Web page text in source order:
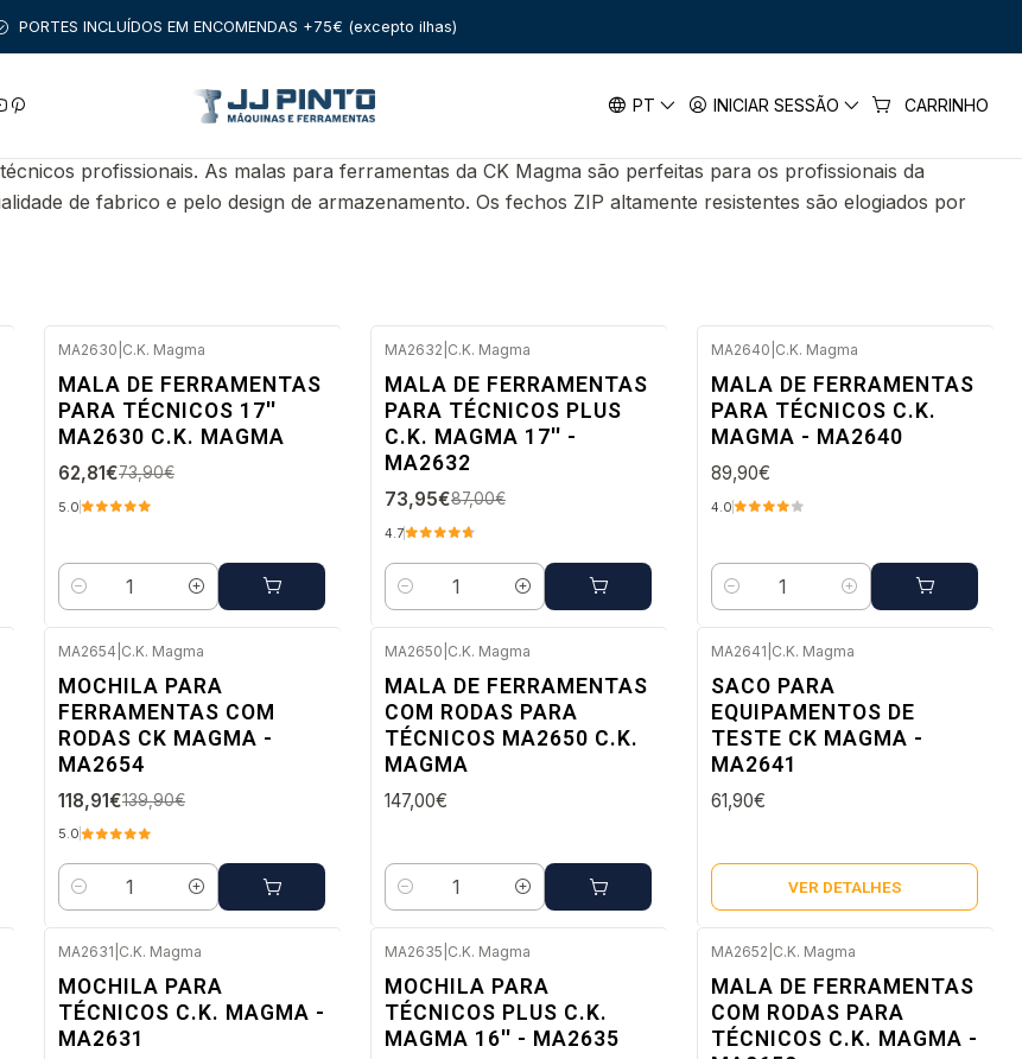
PT INICIAR SESSÃO CARRINHO
PORTES INCLUÍDOS EM ENCOMENDAS +75€ (excepto ilhas)
PRODUTOS MALAS DE FERRAMENTA CK MAGMA
profissionais. As malas para ferramentas da CK Magma são perfeitas para os profissionais da
de fabrico e pelo design de armazenamento. Os fechos ZIP altamente resistentes são elogiados por
-15%
DESC.
Envio imediato
MA2630 C.K. Magma
MALA DE FERRAMENTAS
PARA TÉCNICOS 17''
MA2630 C.K. MAGMA
62,81€73,90€
5.0
Quantidade
-15%
DESC.
Envio imediato
MA2632 C.K. Magma
MALA DE FERRAMENTAS
PARA TÉCNICOS PLUS
C.K. MAGMA 17'' -
MA2632
73,95€87,00€
4.7
Quantidade
MA2640 C.K. Magma
MALA DE FERRAMENTAS
PARA TÉCNICOS C.K.
MAGMA - MA2640
89,90€
4.0
Quantidade
DESC.
Envio imediato
MA2654 C.K. Magma
MOCHILA PARA
FERRAMENTAS COM
RODAS CK MAGMA -
MA2654
118,91€139,90€
5.0
Quantidade
MA2650 C.K. Magma
MALA DE FERRAMENTAS
COM RODAS PARA
TÉCNICOS MA2650 C.K.
MAGMA
147,00€
Quantidade
MA2641 C.K. Magma
SACO PARA
EQUIPAMENTOS DE
TESTE CK MAGMA -
MA2641
61,90€
VER DETALHES
MA2631 C.K. Magma
MOCHILA PARA
TÉCNICOS C.K. MAGMA -
MA2631
MA2635 C.K. Magma
MOCHILA PARA
TÉCNICOS PLUS C.K.
MAGMA 16'' - MA2635
MA2652 C.K. Magma
MALA DE FERRAMENTAS
COM RODAS PARA
TÉCNICOS C.K. MAGMA -